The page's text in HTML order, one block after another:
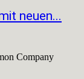
neuen...
Company